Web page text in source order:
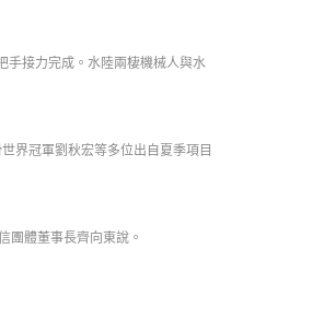
手接力完成。水陸兩棲機械人與水
界冠軍劉秋宏等多位出自夏季項目
團體董事長齊向東說。